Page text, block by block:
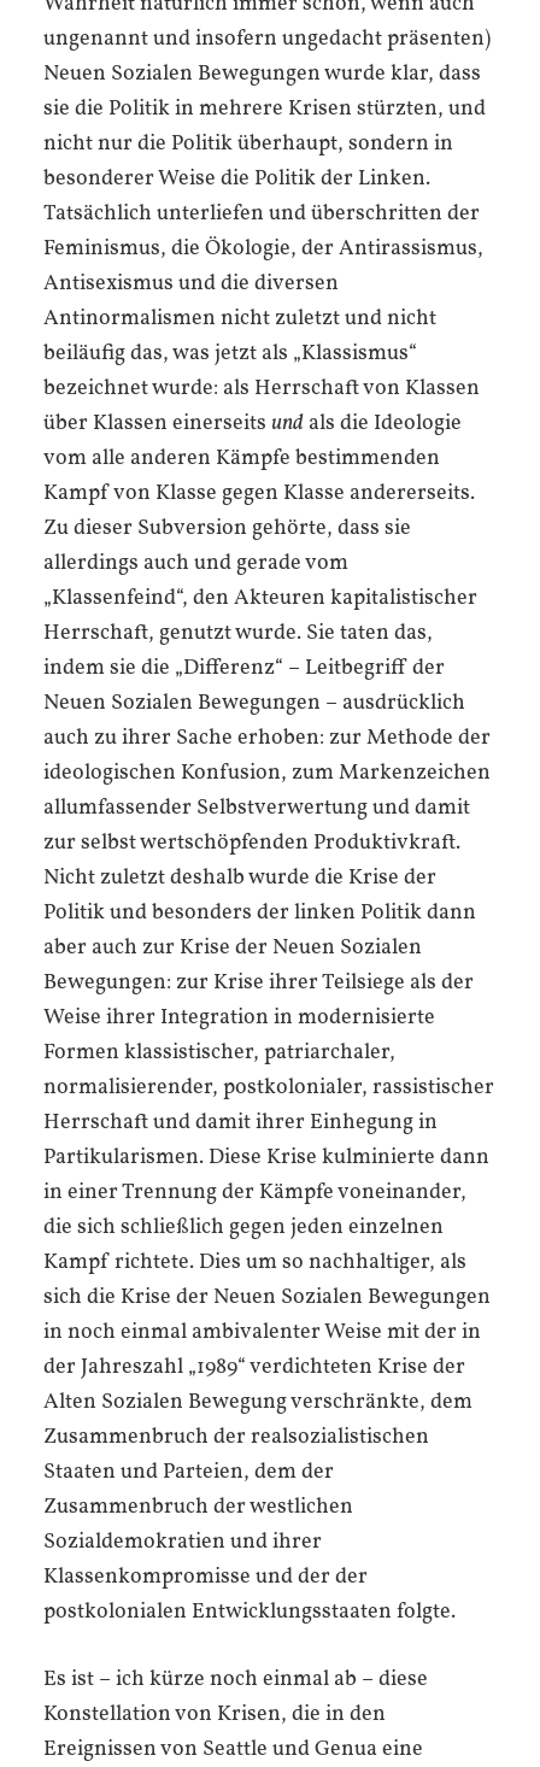
ungenannt und insofern ungedacht präsenten)
Neuen Sozialen Bewegungen wurde klar, dass
sie die Politik in mehrere Krisen stürzten, und
nicht nur die Politik überhaupt, sondern in
besonderer Weise die Politik der Linken.
Tatsächlich unterliefen und überschritten der
Feminismus, die Ökologie, der Antirassismus,
Antisexismus und die diversen
Antinormalismen nicht zuletzt und nicht
beiläufig das, was jetzt als „Klassismus“
bezeichnet wurde: als Herrschaft von Klassen
über Klassen einerseits und als die Ideologie
vom alle anderen Kämpfe bestimmenden
Kampf von Klasse gegen Klasse andererseits.
Zu dieser Subversion gehörte, dass sie
allerdings auch und gerade vom
„Klassenfeind“, den Akteuren kapitalistischer
Herrschaft, genutzt wurde. Sie taten das,
indem sie die „Differenz“ – Leitbegriff der
Neuen Sozialen Bewegungen – ausdrücklich
auch zu ihrer Sache erhoben: zur Methode der
ideologischen Konfusion, zum Markenzeichen
allumfassender Selbstverwertung und damit
zur selbst wertschöpfenden Produktivkraft.
Nicht zuletzt deshalb wurde die Krise der
Politik und besonders der linken Politik dann
aber auch zur Krise der Neuen Sozialen
Bewegungen: zur Krise ihrer Teilsiege als der
Weise ihrer Integration in modernisierte
Formen klassistischer, patriarchaler,
normalisierender, postkolonialer, rassistischer
Herrschaft und damit ihrer Einhegung in
Partikularismen. Diese Krise kulminierte dann
in einer Trennung der Kämpfe voneinander,
die sich schließlich gegen jeden einzelnen
Kampf richtete. Dies um so nachhaltiger, als
sich die Krise der Neuen Sozialen Bewegungen
in noch einmal ambivalenter Weise mit der in
der Jahreszahl „1989“ verdichteten Krise der
Alten Sozialen Bewegung verschränkte, dem
Zusammenbruch der realsozialistischen
Staaten und Parteien, dem der
Zusammenbruch der westlichen
Sozialdemokratien und ihrer
Klassenkompromisse und der der
postkolonialen Entwicklungsstaaten folgte.
Es ist – ich kürze noch einmal ab – diese
Konstellation von Krisen, die in den
Ereignissen von Seattle und Genua eine